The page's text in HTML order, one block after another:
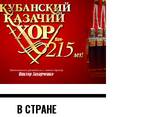
В СТРАНЕ